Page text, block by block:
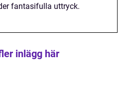
fantasifulla uttryck.
inlägg här